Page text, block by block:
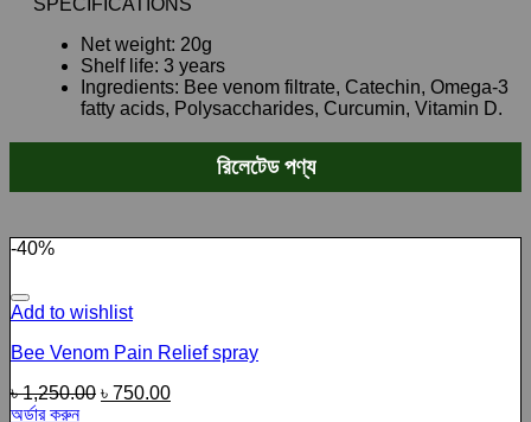
SPECIFICATIONS
Net weight: 20g
Shelf life: 3 years
Ingredients: Bee venom filtrate, Catechin, Omega-3
fatty acids, Polysaccharides, Curcumin, Vitamin D.
রিলেটেড পণ্য
-40%
Add to wishlist
Bee Venom Pain Relief spray
৳1,250.00 ৳ 750.00
অর্ডার করুন